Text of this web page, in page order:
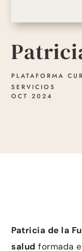
PLATAFORMA
SERVICIOS
OCT 2024
Patricia de la
salud formada